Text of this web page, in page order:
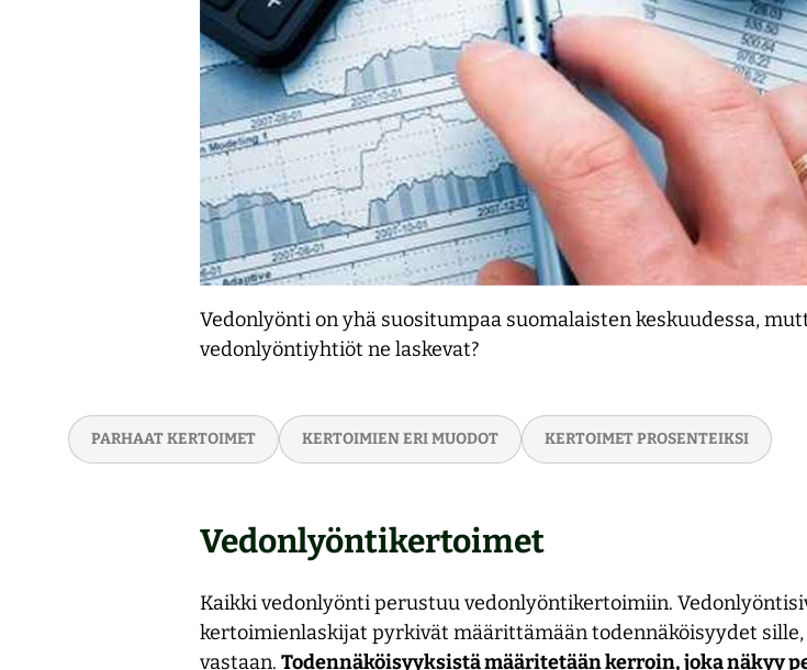
Vedonlyönti on yhä suositumpaa suomalaisten keskuudessa,
vedonlyöntiyhtiöt ne laskevat?
PARHAAT KERTOIMET KERTOIMIEN ERI MUODOT KERTOIMET PROSENTEIKSI
Vedonlyöntikertoimet
Kaikki vedonlyönti perustuu vedonlyöntikertoimiin.
kertoimienlaskijat pyrkivät määrittämään todennäköisyydet
vastaan. Todennäköisyyksistä määritetään kerroin, joka näkyy